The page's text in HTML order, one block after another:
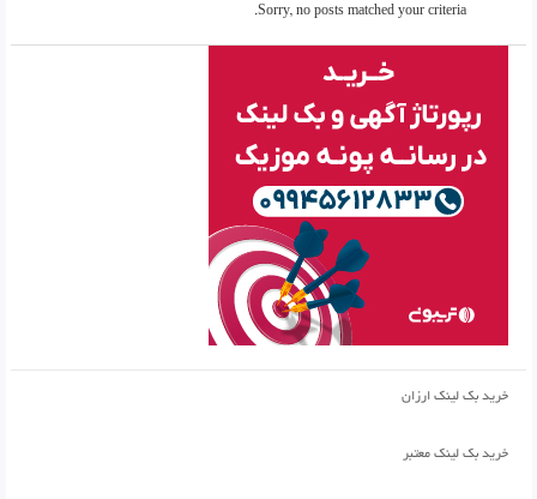
Sorry, no posts matched your criteria.
خرید بک لینک ارزان
خرید بک لینک معتبر